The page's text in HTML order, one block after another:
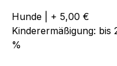
Hunde | + 5,00 €
Kinderermäßigung:
%